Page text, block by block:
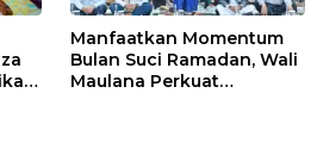
Manfaatkan Momentum
Bulan Suci Ramadan, Wali
Maulana Perkuat